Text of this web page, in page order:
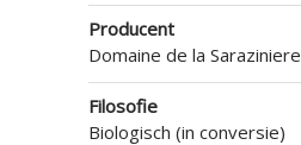
Producent
Domaine de la Saraziniere
Filosofie
Biologisch (in conversie)